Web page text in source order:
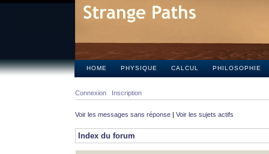
HOME PHYSIQUE CALCUL PHILOSOPHIE
Connexion Inscription
Voir les messages sans réponse | Voir les sujets actifs
Index du forum